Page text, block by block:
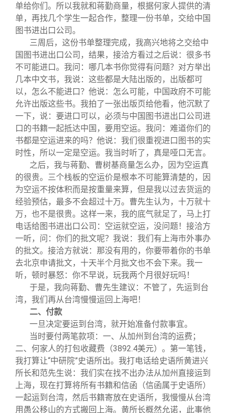
单给你们。所以我就和蒋勤商量，根据何家人提供的清
单，再找几个学生一起合作，整理一份书单，交给中国
图书进出口公司。
三周后，这份书单整理完成，我高兴地将之交给中
国图书进出口公司，结果，接洽方看过之后说：很多书
不可能进口。我问：哪几本书你觉得有问题？对方举出
几本中文书，我说：这些都是大陆出版的，出版都可
以，怎么不能进口？他说：怎么可能，中国政府不可能
允许出版这些书。我拍了一张出版页给他看，他沉默了
一下，说：要进口可以，必须与中国图书进出口公司进
口的书籍一起抵达中国，要用空运。我问：难道你们的
书都是空运进来的吗？他说：我们很重视进口图书的实
时性，所以一定是空运。我当时听了，真是哑口无言。
之后，我与蒋勤、曹树基商量怎么办，因为空运真
的很贵。三个栈板的空运价是根本不可能算清楚的，因
为空运不按体积而是按重量来算，但是我以过去货运的
经验预估，最多不会超过十万。曹先生认为，十万就十
万，也不是很贵。这样一来，我的底气就足了，马上打
电话给图书进出口公司：空运就空运，没问题！接洽方
一听，问：你们的批文呢？我说：我们有上海市外事办
的批文。接洽方就说：那没有用的，你要带着你的书单
去北京申请批文，十天半个月批文也不会下来。我一
听，顿时暴怒：你不早说，玩我两个月很好玩吗！
于是，我向蒋勤、曹先生建议：不管了，先运到台
湾，我们再从台湾慢慢运回上海吧！
二、付款
一旦决定要运到台湾，就开始准备付款事宜。
当时要付两笔款项：一、从加州到台湾的运费；
二、何家人的打包收藏费（3892.4美元）。第一笔钱，
我打算让“中研院”史语所出。我打电话给史语所黄进兴
所长和范先生说：我们实在找不出办法从加州直接运到
上海，现在打算将所有书籍和信函（信函属于史语所）
一起运到台湾，然后书籍寄放在史语所，我慢慢从台湾
用愚公移山的方式搬回上海。黄所长概然允诺，此事他